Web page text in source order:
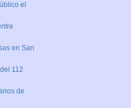
el
en San
112
de